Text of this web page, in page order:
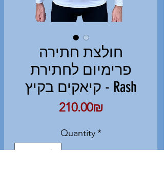
חולצת חתירה
פרימיום לחתירת
קיאקים בקיץ - Rash
‏210.00 ‏₪Price
Quantity *